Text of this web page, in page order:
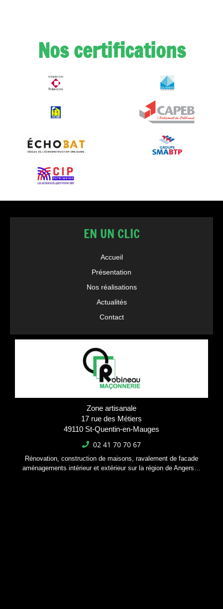
Nos certifications
EN UN CLIC
Accueil
Présentation
Nos réalisations
Actualités
Contact
Zone artisanale
17 rue des Métiers
49110 St-Quentin-en-Mauges
02 41 70 70 67
Rénovation, construction de maisons, ravalement de facade
aménagements intérieur et extérieur sur la région de Angers…